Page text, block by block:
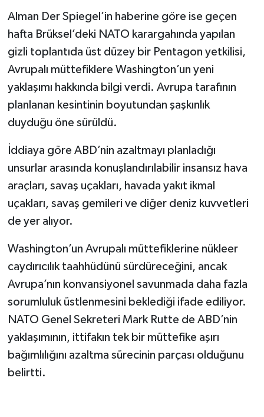
Alman Der Spiegel’in haberine göre ise geçen
hafta Brüksel’deki NATO karargahında yapılan
gizli toplantıda üst düzey bir Pentagon yetkilisi,
Avrupalı müttefiklere Washington’un yeni
yaklaşımı hakkında bilgi verdi. Avrupa tarafının
planlanan kesintinin boyutundan şaşkınlık
duyduğu öne sürüldü.
İddiaya göre ABD’nin azaltmayı planladığı
unsurlar arasında konuşlandırılabilir insansız hava
araçları, savaş uçakları, havada yakıt ikmal
uçakları, savaş gemileri ve diğer deniz kuvvetleri
de yer alıyor.
Washington’un Avrupalı müttefiklerine nükleer
caydırıcılık taahhüdünü sürdüreceğini, ancak
Avrupa’nın konvansiyonel savunmada daha fazla
sorumluluk üstlenmesini beklediği ifade ediliyor.
NATO Genel Sekreteri Mark Rutte de ABD’nin
yaklaşımının, ittifakın tek bir müttefike aşırı
bağımlılığını azaltma sürecinin parçası olduğunu
belirtti.